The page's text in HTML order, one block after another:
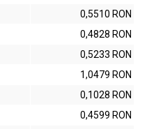
0,5510 RON
0,4828 RON
0,5233 RON
1,0479 RON
0,1028 RON
0,4599 RON